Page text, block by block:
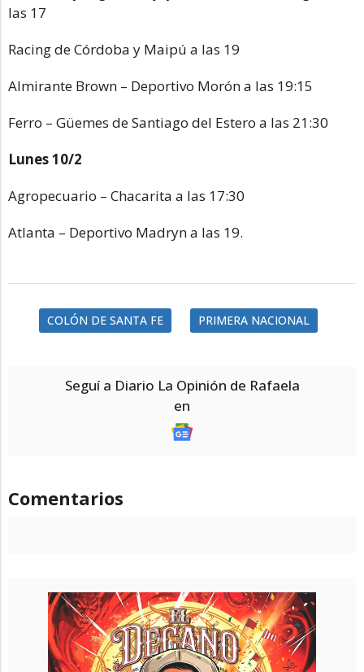
las 17
Racing de Córdoba y Maipú a las 19
Almirante Brown – Deportivo Morón a las 19:15
Ferro – Güemes de Santiago del Estero a las 21:30
Lunes 10/2
Agropecuario – Chacarita a las 17:30
Atlanta – Deportivo Madryn a las 19.
COLÓN DE SANTA FE PRIMERA NACIONAL
Seguí a Diario La Opinión de Rafaela
en
Comentarios